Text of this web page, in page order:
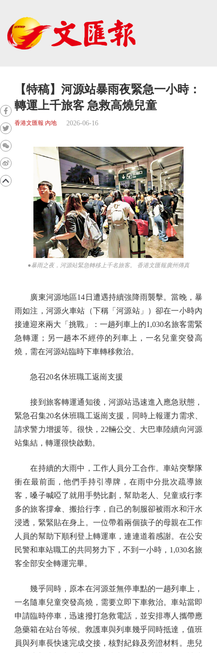
【特稿】河源站暴雨夜緊急一小時：
轉運上千旅客 急救高燒兒童
香港文匯報 內地 2026-06-16
●暴雨之夜，河源站緊急轉移上千名旅客。 香港文匯報廣州傳真
廣東河源地區14日遭遇持續強降雨襲擊。當晚，暴
雨如注，河源火車站（下稱「河源站」）卻在一小時內
接連迎來兩大「挑戰」：一趟列車上的1,030名旅客需緊
急轉運；另一趟本不經停的列車上，一名兒童突發高
燒，需在河源站臨時下車轉移救治。
急召20名休班職工返崗支援
接到旅客轉運通知後，河源站迅速進入應急狀態，
緊急召集20名休班職工返崗支援，同時上報運力需求、
請求警力增援等。很快，22輛公交、大巴車陸續向河源
站集結，轉運很快啟動。
在持續的大雨中，工作人員分工合作。車站突擊隊
衝在最前面，他們手持引導牌，在雨中分批次疏導旅
客，嗓子喊啞了就用手勢比劃，幫助老人、兒童或行李
多的旅客撐傘、搬抬行李，自己的制服卻被雨水和汗水
浸透，緊緊貼在身上。一位帶着兩個孩子的母親在工作
人員的幫助下順利登上轉運車，連連道着感謝。在公安
民警和車站職工的共同努力下，不到一小時，1,030名旅
客全部安全轉運完畢。
幾乎同時，原本在河源並無停車點的一趟列車上，
一名隨車兒童突發高燒，需要立即下車救治。車站當即
申請臨時停車，迅速撥打急救電話，並安排專人攜帶應
急藥箱在站台等候。救護車與列車幾乎同時抵達，值班
員與列車長快速完成交接，核對紀錄及旁證材料。患兒